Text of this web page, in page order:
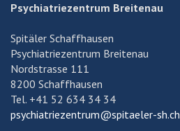
Psychiatriezentrum Breitenau
Spitäler Schaffhausen
Psychiatriezentrum Breitenau
Nordstrasse 111
8200 Schaffhausen
Tel. +41 52 634 34 34
psychiatriezentrum@spitaeler-sh.ch